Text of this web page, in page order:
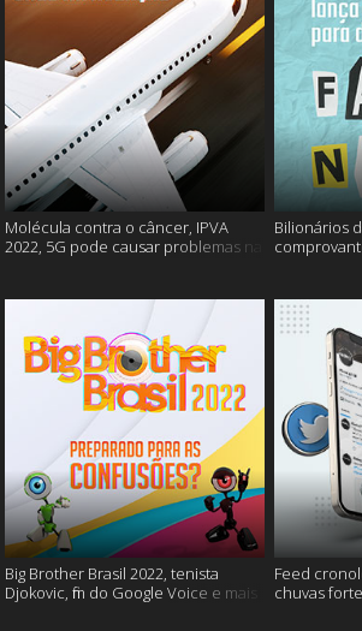
Molécula contra o câncer, IPVA
2022, 5G pode causar problemas na
Bilionários
Big Brother Brasil 2022, tenista
Djokovic, fim do Google Voice e mais
Feed
chuvas